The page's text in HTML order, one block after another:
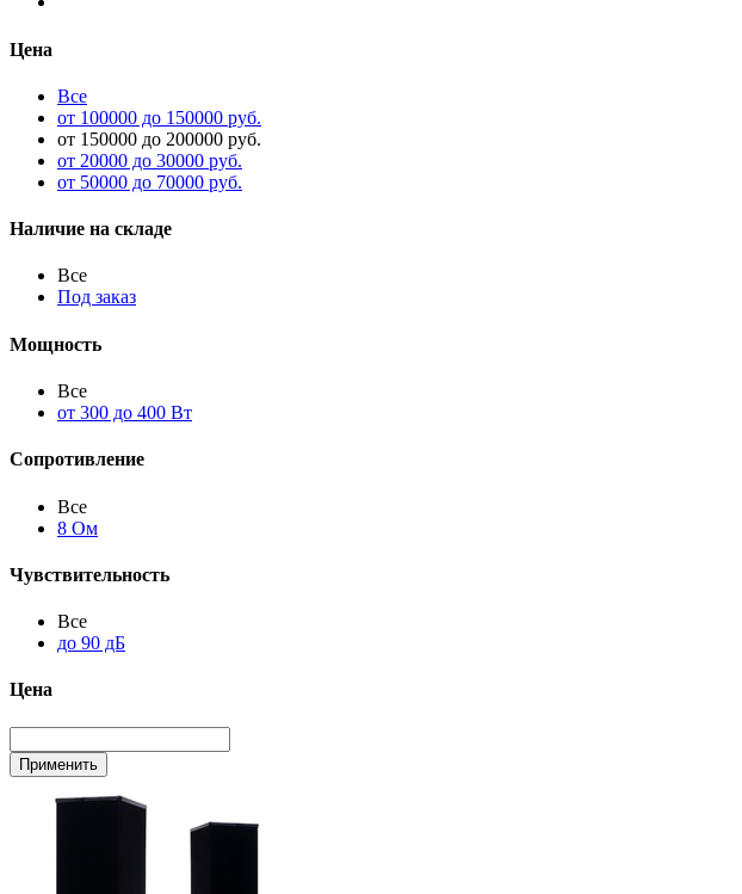
Цена
Все
от 100000 до 150000 руб.
от 150000 до 200000 руб.
от 20000 до 30000 руб.
от 50000 до 70000 руб.
Наличие на складе
Все
Под заказ
Мощность
Все
от 300 до 400 Вт
Сопротивление
Все
8 Ом
Чувствительность
Все
до 90 дБ
Цена